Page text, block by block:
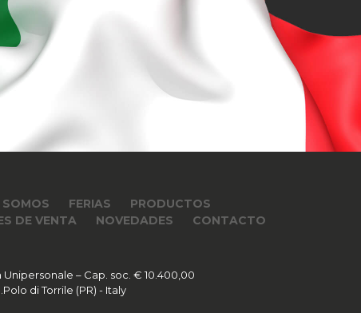
SOMOS FERIAS
PRODUCTOS
DE VENTA
NOVEDADES CONTACTO
– Cap. soc. € 10.400,00
di Torrile (PR) - Italy